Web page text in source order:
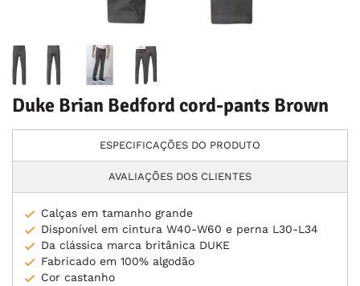
Duke Brian Bedford cord-pants Brown
ESPECIFICAÇÕES DO PRODUTO
AVALIAÇÕES DOS CLIENTES
Calças em tamanho grande
Disponível em cintura W40-W60 e perna L30-L34
Da clássica marca britânica DUKE
Fabricado em 100% algodão
Cor castanho